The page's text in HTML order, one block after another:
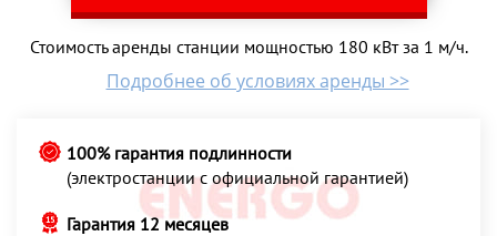
Стоимость аренды станции мощностью 180 кВт за 1 м/ч.
Подробнее об условиях аренды >>
100% гарантия подлинности
(электростанции с официальной гарантией)
Гарантия 12 месяцев